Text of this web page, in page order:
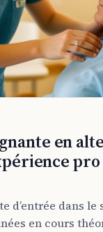
en
d’entrée dans le
en cours